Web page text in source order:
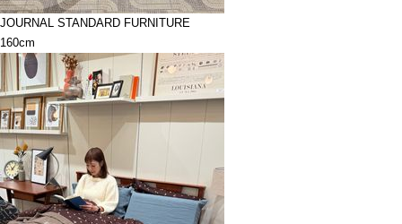
JOURNAL STANDARD FURNITURE
160cm